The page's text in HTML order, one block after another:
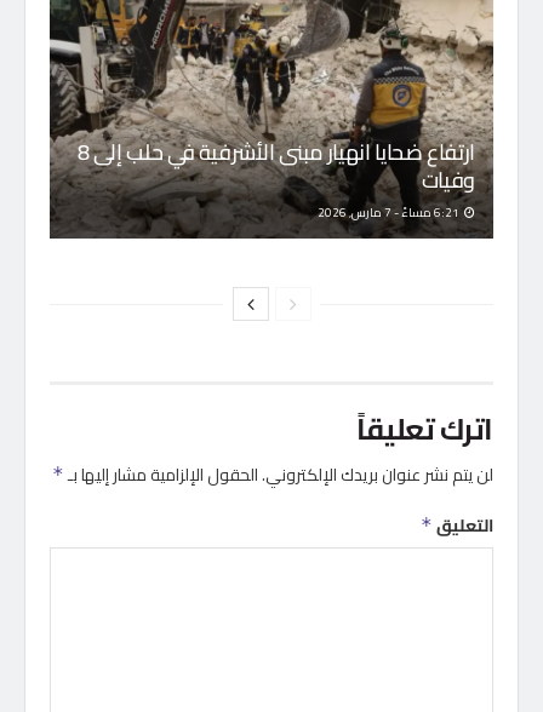
ارتفاع ضحايا انهيار مبنى الأشرفية في حلب إلى 8
وفيات
اترك تعليقاً
لن يتم نشر عنوان بريدك الإلكتروني.الحقول الإلزامية مشار إليها بـ *
التعليق *